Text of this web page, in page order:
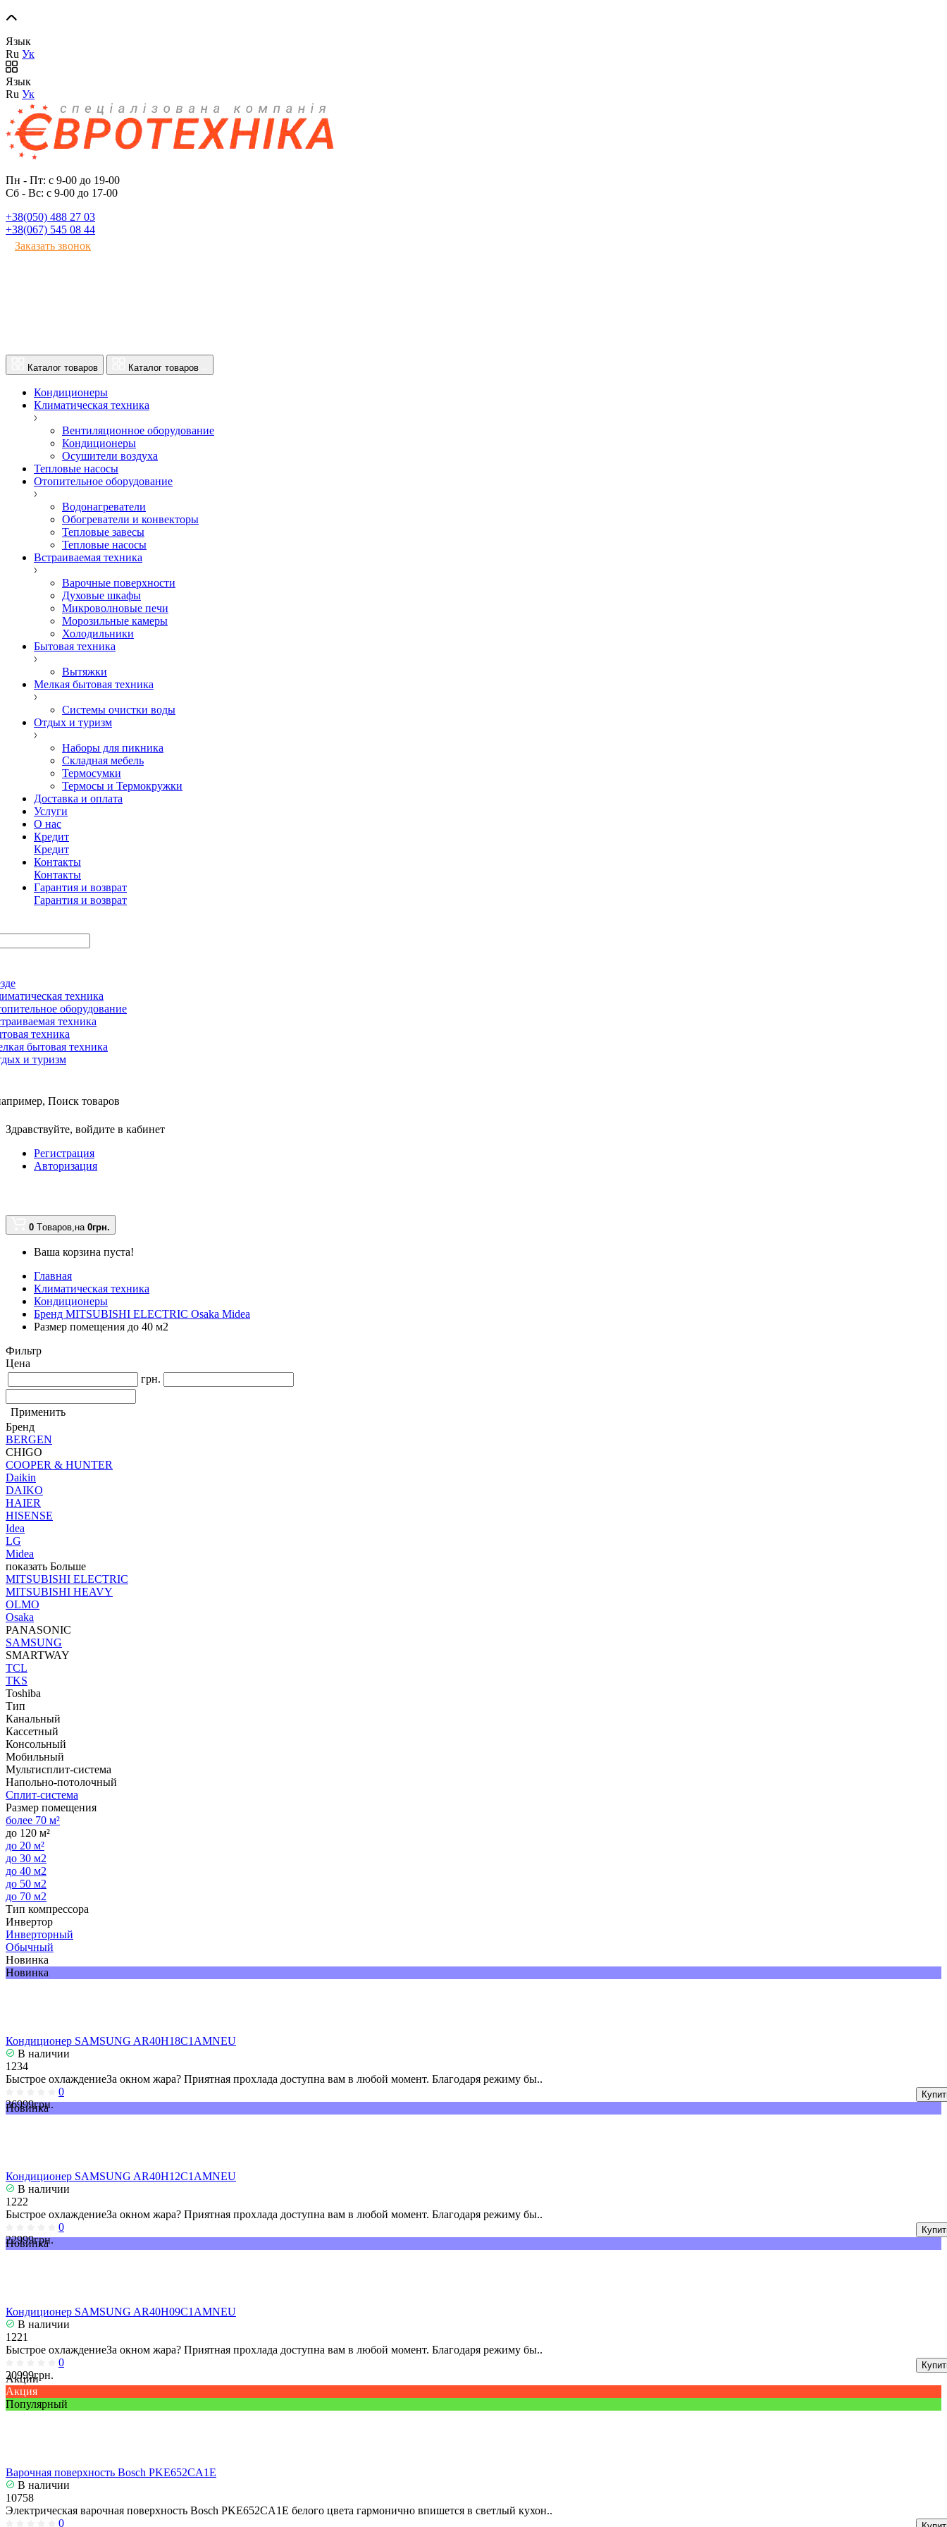
Язык
Ru Ук
Язык
Ru Ук
Пн - Пт: с 9-00 до 19-00
Сб - Вс: с 9-00 до 17-00
+38(050) 488 27 03
+38(067) 545 08 44
Заказать звонок
Каталог товаров Каталог товаров
Кондиционеры
Климатическая техника
Вентиляционное оборудование
Кондиционеры
Осушители воздуха
Тепловые насосы
Отопительное оборудование
Водонагреватели
Обогреватели и конвекторы
Тепловые завесы
Тепловые насосы
Встраиваемая техника
Варочные поверхности
Духовые шкафы
Микроволновые печи
Морозильные камеры
Холодильники
Бытовая техника
Вытяжки
Мелкая бытовая техника
Системы очистки воды
Отдых и туризм
Наборы для пикника
Складная мебель
Термосумки
Термосы и Термокружки
Доставка и оплата
Услуги
О нас
Кредит
Кредит
Контакты
Контакты
Гарантия и возврат
Гарантия и возврат
техника
оборудование
техника
техника
бытовая техника
и туризм
Поиск товаров
Здравствуйте, войдите в кабинет
Регистрация
Авторизация
0 Tоваров,на 0грн.
Ваша корзина пуста!
Главная
Климатическая техника
Кондиционеры
Бренд MITSUBISHI ELECTRIC Osaka Midea
Размер помещения до 40 м2
Фильтр
Цена
грн.
Применить
Бренд
BERGEN
CHIGO
COOPER & HUNTER
Daikin
DAIKO
HAIER
HISENSE
Idea
LG
Midea
показать Больше
MITSUBISHI ELECTRIC
MITSUBISHI HEAVY
OLMO
Osaka
PANASONIC
SAMSUNG
SMARTWAY
TCL
TKS
Toshiba
Тип
Канальный
Кассетный
Консольный
Мобильный
Мультисплит-система
Напольно-потолочный
Сплит-система
Размер помещения
более 70 м²
до 120 м²
до 20 м²
до 30 м2
до 40 м2
до 50 м2
до 70 м2
Тип компрессора
Инвертор
Инверторный
Обычный
Новинка
Новинка
Кондиционер SAMSUNG AR40H18C1AMNEU
В наличии
1234
Быстрое охлаждениеЗа окном жара? Приятная прохлада доступна вам в любой момент. Благодаря режиму бы..
0
36999грн.
Новинка
Кондиционер SAMSUNG AR40H12C1AMNEU
В наличии
1222
Быстрое охлаждениеЗа окном жара? Приятная прохлада доступна вам в любой момент. Благодаря режиму бы..
0
22999грн.
Новинка
Кондиционер SAMSUNG AR40H09C1AMNEU
В наличии
1221
Быстрое охлаждениеЗа окном жара? Приятная прохлада доступна вам в любой момент. Благодаря режиму бы..
0
20999грн.
Акции
Акция
Популярный
Варочная поверхность Bosch PKE652CA1E
В наличии
10758
Электрическая варочная поверхность Bosch PKE652CA1E белого цвета гармонично впишется в светлый кухон..
0